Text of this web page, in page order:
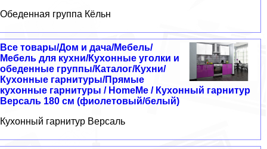
Обеденная группа Кёльн
Все товары/Дом и дача/Мебель/
Мебель для кухни/Кухонные уголки и
обеденные группы/Каталог/Кухни/
Кухонные гарнитуры/Прямые
кухонные гарнитуры / HomeMe / Кухонный гарнитур
Версаль 180 см (фиолетовый/белый)
Кухонный гарнитур Версаль